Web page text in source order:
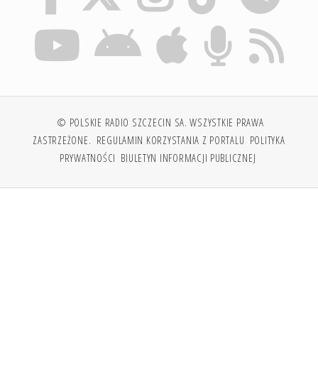
© POLSKIE RADIO SZCZECIN SA. WSZYSTKIE PRAWA
ZASTRZEŻONE. REGULAMIN KORZYSTANIA Z PORTALU POLITYKA
PRYWATNOŚCI BIULETYN INFORMACJI PUBLICZNEJ